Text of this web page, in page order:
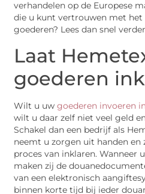
verhandelen op de Europese
die u kunt vertrouwen met het
goederen? Lees dan snel
Laat
goederen
Wilt u uwgoederen invoeren
wilt u daar zelf niet veel geld
Schakel dan een bedrijf als
neemt u zorgen uit handen
proces van inklaren. Wanneer
maken zij de
van een elektronisch
binnen korte tijd bij ieder